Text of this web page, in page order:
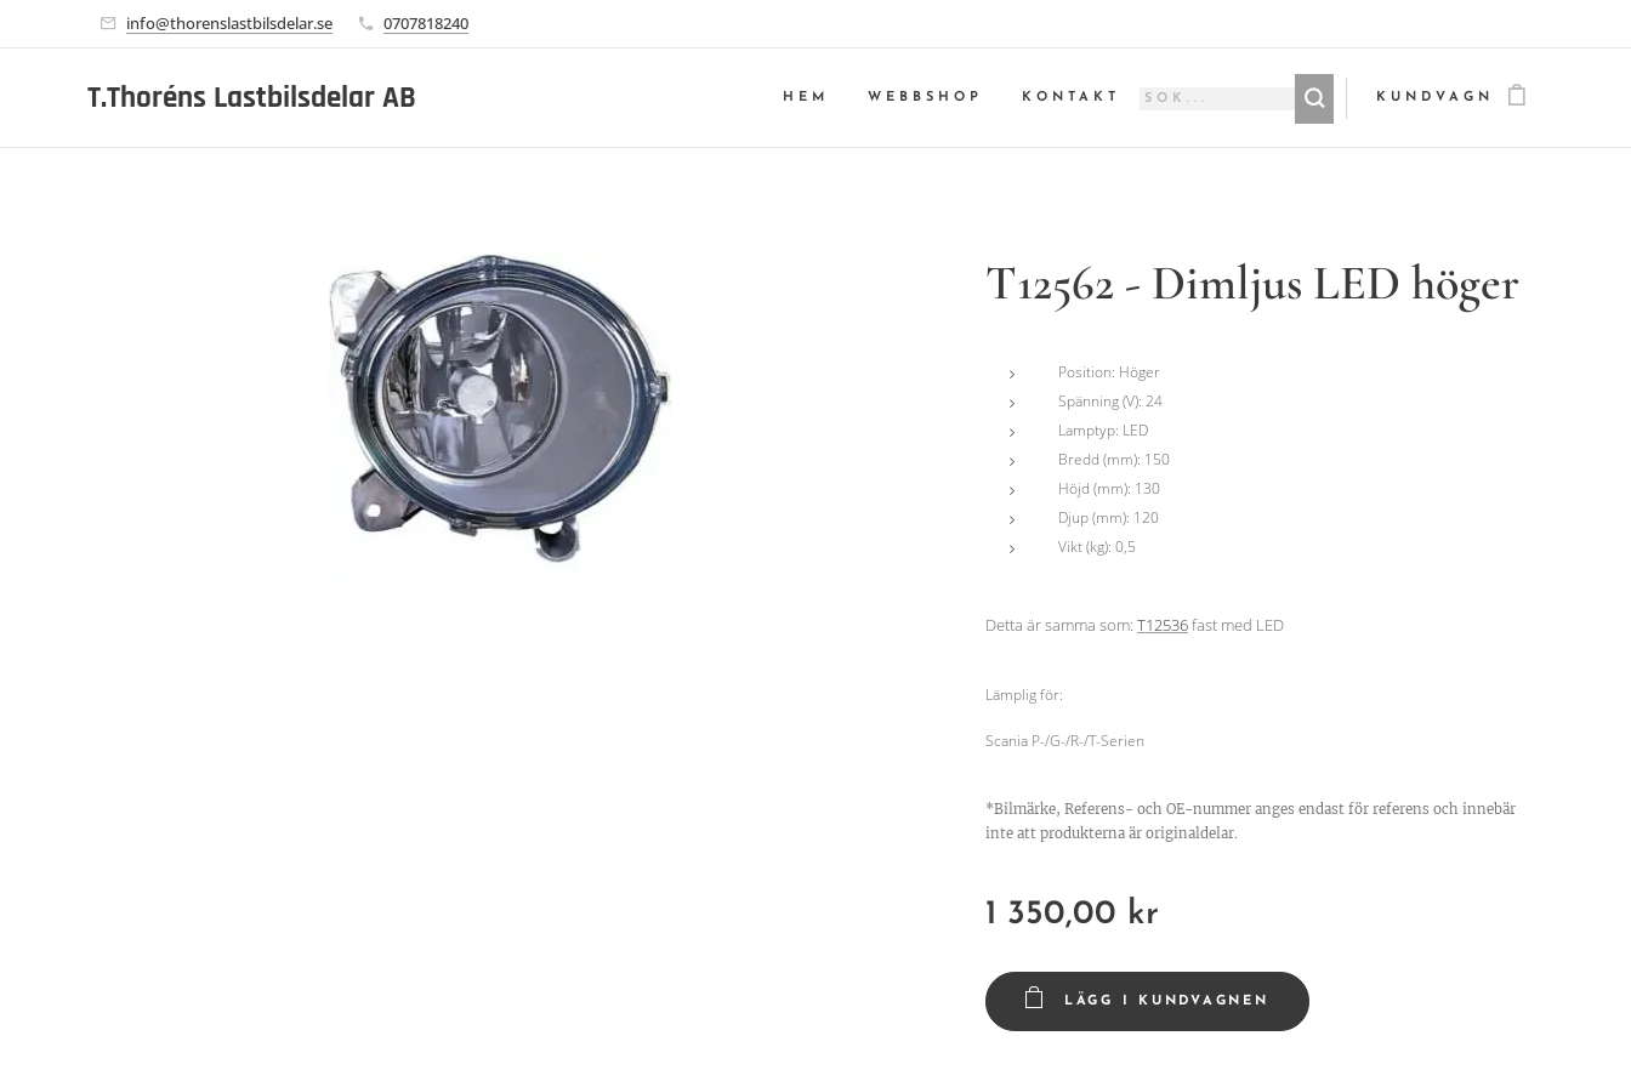
info@thorenslastbilsdelar.se 0707818240
T.Thoréns Lastbilsdelar AB HEM WEBBSHOP KONTAKT KUNDVAGN
T12562 - Dimljus LED höger
Position: Höger
Spänning (V): 24
Lamptyp: LED
Bredd (mm): 150
Höjd (mm): 130
Djup (mm): 120
Vikt (kg): 0,5
Detta är samma som: T12536fast med LED
Lämplig för:
Scania P-/G-/R-/T-Serien
*Bilmärke, Referens- och OE-nummer anges endast för referens och innebär
inte att produkterna är originaldelar.
1 350,00 kr
LÄGG I KUNDVAGNEN